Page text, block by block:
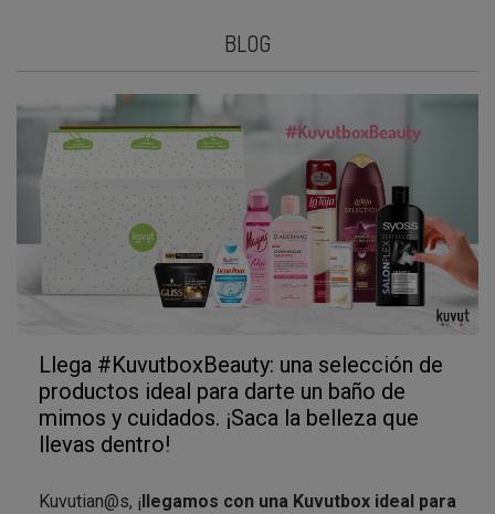
BLOG
Llega #KuvutboxBeauty: una selección de
productos ideal para darte un baño de
mimos y cuidados. ¡Saca la belleza que
llevas dentro!
Kuvutian@s, ¡llegamos con una Kuvutbox ideal para